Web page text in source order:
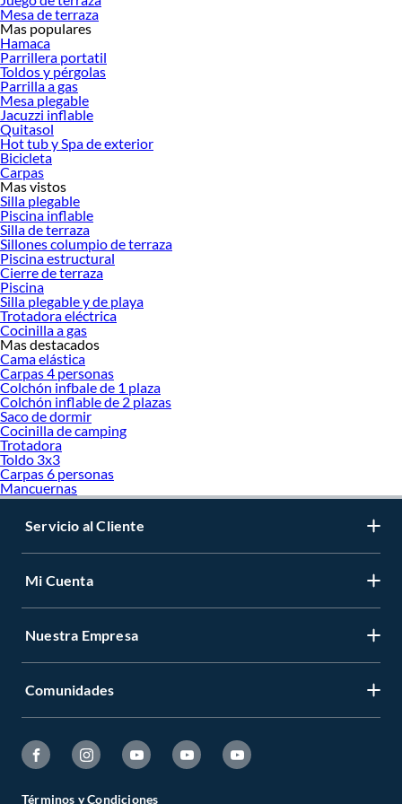
ofrecerte!
Encuentra una amplia variedad de productos de Trotadoras y caminadoras en
Sodimac. Encuentra todo lo necesario para tus proyectos de renovación y
decoración. ¡Visítanos y haz tus ideas realidad!
Mesa de terraza
Mas populares
Hamaca
Parrillera portatil
Toldos y pérgolas
Parrilla a gas
Mesa plegable
Jacuzzi inflable
Quitasol
Hot tub y Spa de exterior
Bicicleta
Carpas
Mas vistos
Silla plegable
Piscina inflable
Silla de terraza
Sillones columpio de terraza
Piscina estructural
Cierre de terraza
Piscina
Silla plegable y de playa
Trotadora eléctrica
Cocinilla a gas
Mas destacados
Cama elástica
Carpas 4 personas
Colchón infbale de 1 plaza
Colchón inflable de 2 plazas
Saco de dormir
Cocinilla de camping
Trotadora
Toldo 3x3
Carpas 6 personas
Mancuernas
Servicio al Cliente
Mi Cuenta
Nuestra Empresa
Comunidades
Términos y Condiciones